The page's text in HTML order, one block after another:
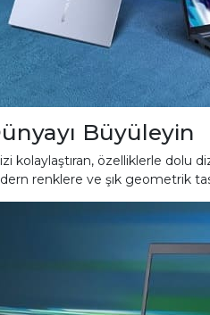
Büyüleyin
kolaylaştıran, özelliklerle dolu
renklere ve şık geometrik